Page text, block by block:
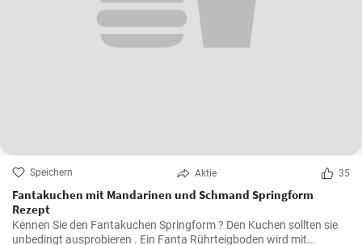
Speichern Aktie 35
Fantakuchen mit Mandarinen und Schmand Springform
Rezept
Kennen Sie den Fantakuchen Springform ? Den Kuchen sollten sie
unbedingt ausprobieren . Ein Fanta Rührteigboden wird mit